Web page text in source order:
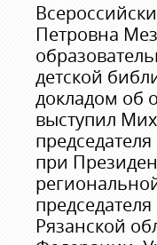
Петровна
детской
докладом об
выступил
при
Рязанской